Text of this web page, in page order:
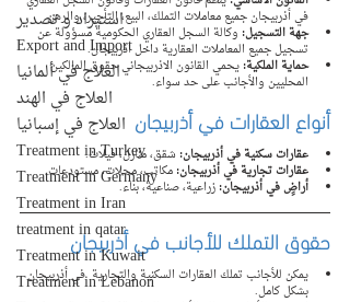
استيراد و تصدير
Export and Import
العلاج في ألمانيا
العلاج في الهند
العلاج في إسبانيا
Treatment in Turkey
Treatment in Germany
Treatment in Iran
treatment in qatar
Treatment in Kuwait
Treatment in Lebanon
في أذربيجان جميع معاملات التملك، البيع، التأجير، والرهن.
جهة التسجيل: وكالة السجل العقاري الحكومية مسؤولة عن
تسجيل جميع المعاملات العقارية داخل اذربيجان.
حماية الملكية: يحمي القانون الاذربيجاني حقوق المالكين
المحليين والأجانب على حد سواء.
أنواع العقارات في أذربيجان
عقارات سكنية في أذربيجان: شقق، منازل، فيلات.
عقارات تجارية في أذربيجان: مكاتب، محلات، مستودعات.
أراضٍ في أذربيجان: زراعية، صناعية، بناء.
حقوق التملك للأجانب في أذربيجان
يمكن للأجانب تملك العقارات السكنية والتجارية  في أذربيجان
بشكل كامل.